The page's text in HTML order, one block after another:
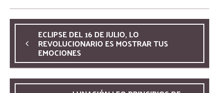
ECLIPSE DEL 16 DE JULIO, LO
REVOLUCIONARIO ES MOSTRAR TUS
EMOCIONES